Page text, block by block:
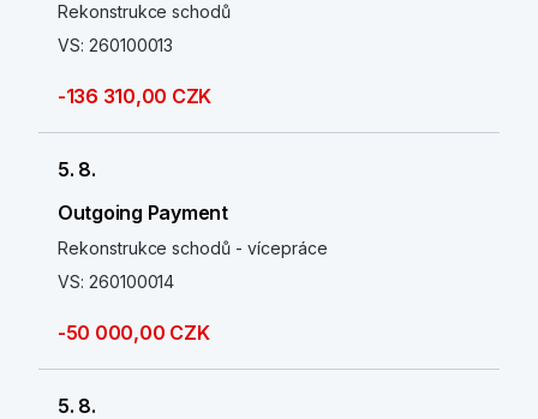
Rekonstrukce schodů
VS: 260100013
-136 310,00 CZK
5. 8.
Outgoing Payment
Rekonstrukce schodů - vícepráce
VS: 260100014
-50 000,00 CZK
5. 8.